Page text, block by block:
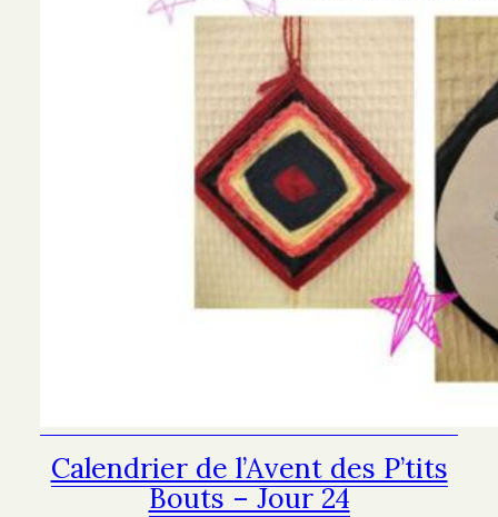
Calendrier de l’Avent des P’tits
Bouts – Jour 24